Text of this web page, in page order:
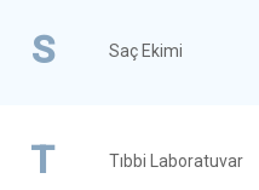
S Saç Ekimi
T Tıbbi Laboratuvar